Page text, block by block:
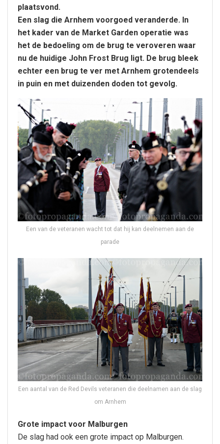
plaatsvond.
Een slag die Arnhem voorgoed veranderde. In
het kader van de Market Garden operatie was
het de bedoeling om de brug te veroveren waar
nu de huidige John Frost Brug ligt. De brug bleek
echter een brug te ver met Arnhem grotendeels
in puin en met duizenden doden tot gevolg.
Een van de veteranen wacht tot dat hij kan deelnemen aan de
parade
Een aantal van de Red Devils veteranen die deelnamen aan de slag
om Arnhem
Grote impact voor Malburgen
De slag had ook een grote impact op Malburgen.